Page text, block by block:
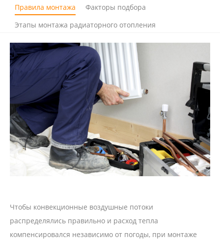
Правила монтажа
Факторы подбора
Этапы монтажа радиаторного отопления
Чтобы конвекционные воздушные потоки
распределялись правильно и расход тепла
компенсировался независимо от погоды, при монтаже